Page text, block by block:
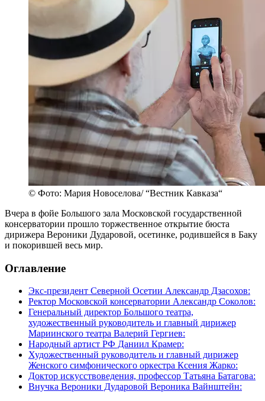
© Фото: Мария Новоселова/ “Вестник Кавказа“
Вчера в фойе Большого зала Московской государственной
консерватории прошло торжественное открытие бюста
дирижера Вероники Дударовой, осетинке, родившейся в Баку
и покорившей весь мир.
Оглавление
Экс-президент Северной Осетии Александр Дзасохов:
Ректор Московской консерватории Александр Соколов:
Генеральный директор Большого театра,
художественный руководитель и главный дирижер
Мариинского театра Валерий Гергиев:
Народный артист РФ Даниил Крамер:
Художественный руководитель и главный дирижер
Женского симфонического оркестра Ксения Жарко:
Доктор искусствоведения, профессор Татьяна Батагова:
Внучка Вероники Дударовой Вероника Вайнштейн: